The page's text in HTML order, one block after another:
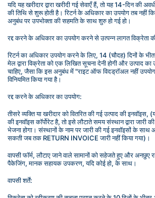
यदि यह खरीदार द्वारा खरीदी गई सेवाएँ हैं, तो यह 14-दिन की
की तिथि से शुरू होती है। रिटर्न के अधिकार का उपयोग तब नहीं
अनुबंध पर उपभोक्ता की सहमति के साथ शुरु हो गई हो।
रद्द करने के अधिकार का उपयोग करने से उत्पन्न लागत विक्रेता
रिटर्न का अधिकार उपयोग करने के लिए, 14 (चौदह) दिनों के
मेल द्वारा विक्रेता को एक लिखित सूचना देनी होगी और उत्पाद का
चाहिए, जैसा कि इस अनुबंध में "राइट ऑफ विदड्रॉअल नहीं
विनियमित किया गया है।
रद्द करने के अधिकार का उपयोग:
तीसरे व्यक्ति या खरीदार को वितरित की गई उत्पाद की इनवॉइस,
की इनवॉइस कॉर्पोरेट है, तो इसे लौटाते समय संस्थान द्वारा जारी
भेजना होगा। संस्थानों के नाम पर जारी की गई इनवॉइसों के साथ
सकती जब तक RETURN INVOICE जारी नहीं किया गया)।
वापसी फॉर्म, लौटाए जाने वाले सामानों को सहेजते हुए और अनछुए
पैकेजिंग, मानक सहायक उपकरण, यदि कोई हो, के साथ।
वापसी शर्तें: